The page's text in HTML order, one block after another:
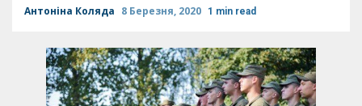
Антоніна Коляда 8 Березня, 2020 1 min read